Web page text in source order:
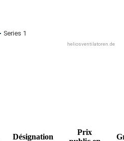
Series 1
heliosventilatoren.de
Désignation
Prix